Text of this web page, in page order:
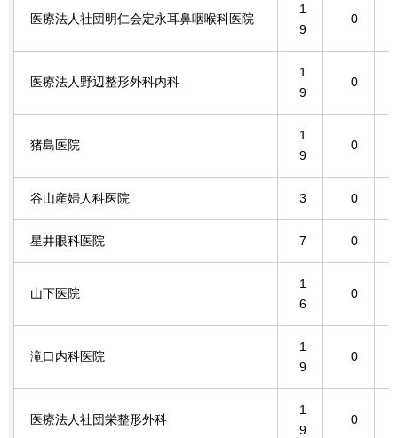
医療法人社団明仁会定永耳鼻咽喉科医院
1
9
0
医療法人野辺整形外科内科
1
9
0
猪島医院
1
9
0
谷山産婦人科医院 3 0
星井眼科医院 7 0
山下医院
1
6
0
滝口内科医院
1
9
0
医療法人社団栄整形外科
1
9
0